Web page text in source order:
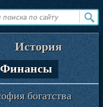
История
Финансы
богатства